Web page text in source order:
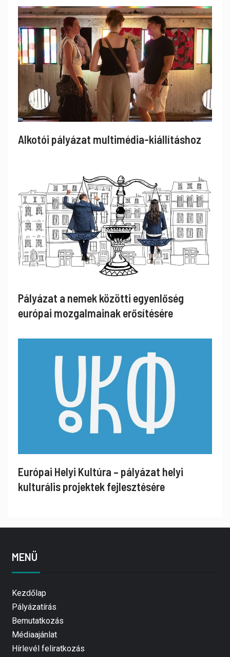
Alkotói pályázat multimédia-kiállításhoz
Pályázat a nemek közötti egyenlőség
európai mozgalmainak erősítésére
Európai Helyi Kultúra – pályázat helyi
kulturális projektek fejlesztésére
MENÜ
Kezdőlap
Pályázatírás
Bemutatkozás
Médiaajánlat
Hírlevél feliratkozás